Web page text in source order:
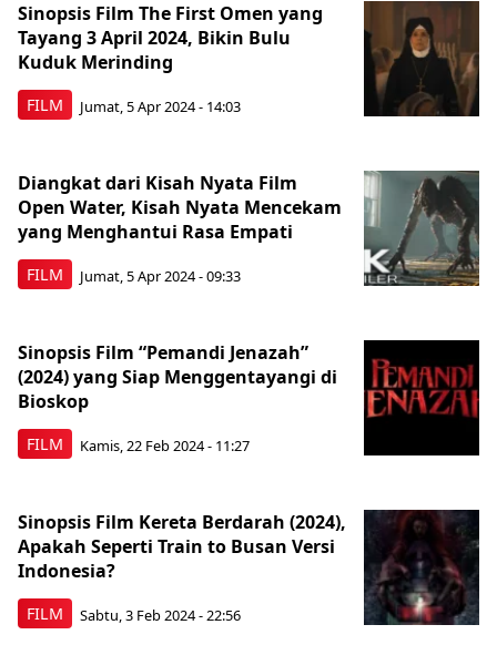
FILM
Sinopsis Film The First Omen yang
Tayang 3 April 2024, Bikin Bulu
Kuduk Merinding
Jumat, 5 Apr 2024 - 14:03
FILM
Diangkat dari Kisah Nyata Film
Open Water, Kisah Nyata Mencekam
yang Menghantui Rasa Empati
Jumat, 5 Apr 2024 - 09:33
FILM
Sinopsis Film “Pemandi Jenazah”
(2024) yang Siap Menggentayangi di
Bioskop
Kamis, 22 Feb 2024 - 11:27
FILM
Sinopsis Film Kereta Berdarah (2024),
Apakah Seperti Train to Busan Versi
Indonesia?
Sabtu, 3 Feb 2024 - 22:56